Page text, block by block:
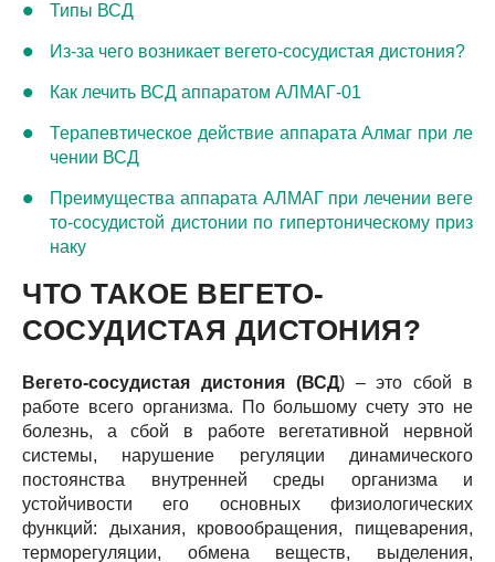
Типы ВСД
Из-за чего возникает вегето-сосудистая дистония?
Как лечить ВСД аппаратом АЛМАГ-01
Терапевтическое действие аппарата Алмаг при ле
чении ВСД
Преимущества аппарата АЛМАГ при лечении веге
то-сосудистой дистонии по гипертоническому приз
наку
ЧТО ТАКОЕ ВЕГЕТО-
СОСУДИСТАЯ ДИСТОНИЯ?
Вегето-сосудистая дистония (ВСД) – это сбой в
работе всего организма. По большому счету это не
болезнь, а сбой в работе вегетативной нервной
системы, нарушение регуляции динамического
постоянства внутренней среды организма и
устойчивости его основных физиологических
функций: дыхания, кровообращения, пищеварения,
терморегуляции, обмена веществ, выделения,